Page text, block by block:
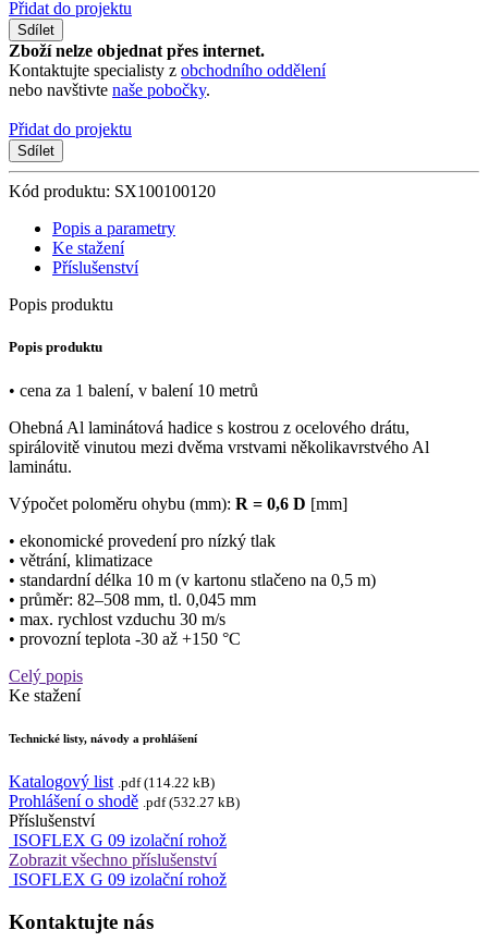
Přidat do projektu
Sdílet
Zboží nelze objednat přes internet.
Kontaktujte specialisty z obchodního oddělení
nebo navštivte naše pobočky.
Přidat do projektu
Sdílet
Kód produktu: SX100100120
Popis a parametry
Ke stažení
Příslušenství
Popis produktu
Popis produktu
• cena za 1 balení, v balení 10 metrů
Ohebná Al laminátová hadice s kostrou z ocelového drátu,
spirálovitě vinutou mezi dvěma vrstvami několikavrstvého Al
laminátu.
Výpočet poloměru ohybu (mm): R = 0,6 D [mm]
• ekonomické provedení pro nízký tlak
• větrání, klimatizace
• standardní délka 10 m (v kartonu stlačeno na 0,5 m)
• průměr: 82–508 mm, tl. 0,045 mm
• max. rychlost vzduchu 30 m/s
• provozní teplota -30 až +150 °C
Celý popis
Ke stažení
Technické listy, návody a prohlášení
Katalogový list .pdf (114.22 kB)
Prohlášení o shodě .pdf (532.27 kB)
Příslušenství
ISOFLEX G 09 izolační rohož
Zobrazit všechno příslušenství
ISOFLEX G 09 izolační rohož
Kontaktujte nás